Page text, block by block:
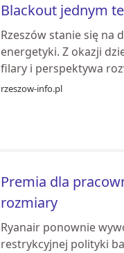
Blackout jednym
Rzeszów stanie się na
energetyki. Z okazji
filary i perspektywa
rzeszow-info.pl
Premia dla
rozmiary
Ryanair ponownie
restrykcyjnej polityki